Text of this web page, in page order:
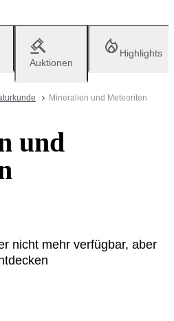
Auktionen
Highlights
Mineralien und Meteoriten
und
nicht mehr verfügbar, aber